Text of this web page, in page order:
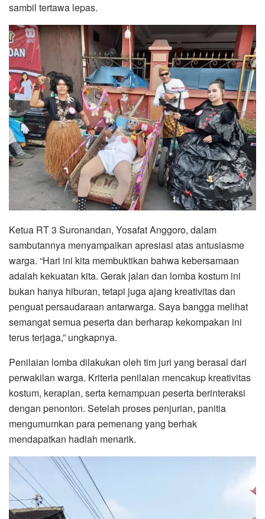
sambil tertawa lepas.
Ketua RT 3 Suronandan, Yosafat Anggoro, dalam
sambutannya menyampaikan apresiasi atas antusiasme
warga. “Hari ini kita membuktikan bahwa kebersamaan
adalah kekuatan kita. Gerak jalan dan lomba kostum ini
bukan hanya hiburan, tetapi juga ajang kreativitas dan
penguat persaudaraan antarwarga. Saya bangga melihat
semangat semua peserta dan berharap kekompakan ini
terus terjaga,” ungkapnya.
Penilaian lomba dilakukan oleh tim juri yang berasal dari
perwakilan warga. Kriteria penilaian mencakup kreativitas
kostum, kerapian, serta kemampuan peserta berinteraksi
dengan penonton. Setelah proses penjurian, panitia
mengumumkan para pemenang yang berhak
mendapatkan hadiah menarik.